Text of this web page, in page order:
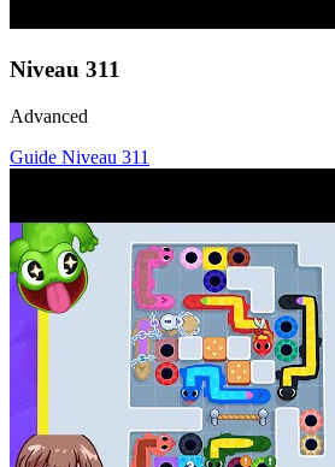
Niveau 311
Advanced
Guide Niveau 311